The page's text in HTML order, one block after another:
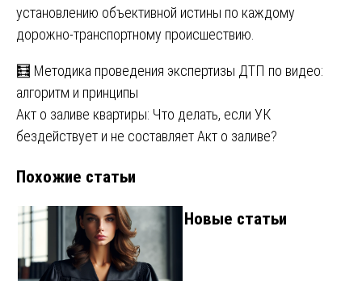
установлению объективной истины по каждому
дорожно-транспортному происшествию.
Навигация
по
записям
🧮 Методика проведения экспертизы ДТП по видео:
алгоритм и принципы
Акт о заливе квартиры: Что делать, если УК
бездействует и не составляет Акт о заливе?
Похожие статьи
Новые статьи